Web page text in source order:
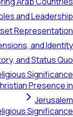
and Leadership
Representation
and Identity
and Status Quo
Significance
Presence in
Jerusalem
Significance